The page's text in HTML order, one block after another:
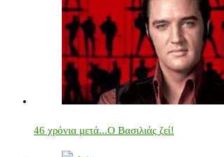
46 χρόνια μετά...Ο Βασιλιάς ζεί!